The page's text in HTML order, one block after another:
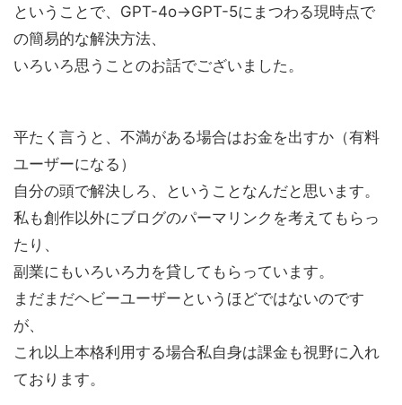
ということで、GPT-4o→GPT-5にまつわる現時点で
の簡易的な解決方法、
いろいろ思うことのお話でございました。
平たく言うと、不満がある場合はお金を出すか（有料
ユーザーになる）
自分の頭で解決しろ、ということなんだと思います。
私も創作以外にブログのパーマリンクを考えてもらっ
たり、
副業にもいろいろ力を貸してもらっています。
まだまだヘビーユーザーというほどではないのです
が、
これ以上本格利用する場合私自身は課金も視野に入れ
ております。